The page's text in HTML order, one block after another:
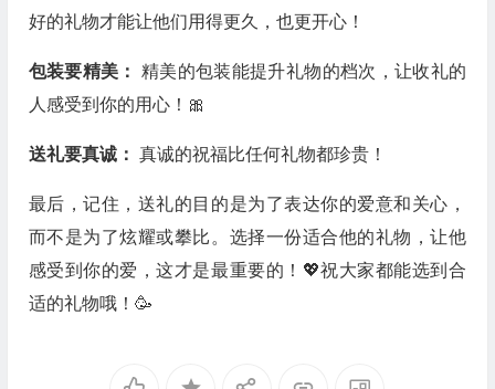
好的礼物才能让他们用得更久，也更开心！
包装要精美：精美的包装能提升礼物的档次，让收礼的
人感受到你的用心！🎀
送礼要真诚： 真诚的祝福比任何礼物都珍贵！
最后，记住，送礼的目的是为了表达你的爱意和关心，
而不是为了炫耀或攀比。选择一份适合他的礼物，让他
感受到你的爱，这才是最重要的！💖祝大家都能选到合
适的礼物哦！🥳